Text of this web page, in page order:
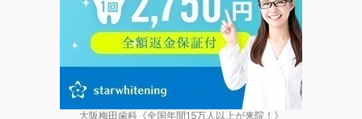
大阪梅田歯科《全国年間15万人以上が来院！》